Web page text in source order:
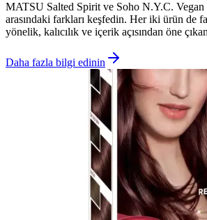
MATSU Salted Spirit ve Soho N.Y.C. Vegan
arasındaki farkları keşfedin. Her iki ürün de
yönelik, kalıcılık ve içerik açısından öne
Daha fazla bilgi edinin